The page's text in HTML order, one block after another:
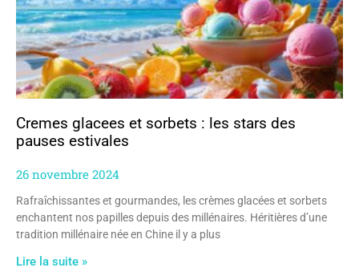
Cremes glacees et sorbets : les stars des
pauses estivales
26 novembre 2024
Rafraîchissantes et gourmandes, les crèmes glacées et sorbets
enchantent nos papilles depuis des millénaires. Héritières d’une
tradition millénaire née en Chine il y a plus
Lire la suite »